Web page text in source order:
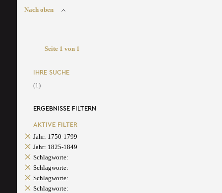
Nach oben
Seite 1 von 1
IHRE SUCHE
(1)
ERGEBNISSE FILTERN
AKTIVE FILTER
Jahr: 1750-1799
Jahr: 1825-1849
Schlagworte:
Schlagworte:
Schlagworte:
Schlagworte: